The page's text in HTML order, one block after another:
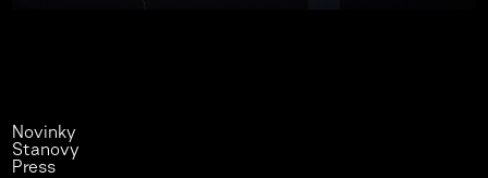
Novinky
Stanovy
Press